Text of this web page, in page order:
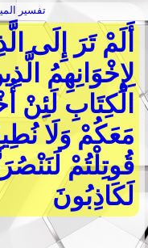
تفسير
أَلَمْ تَرَ إِلَى
لِإِخْوَانِهِمُ
الْكِتَابِ لَئِنْ
مَعَكُمْ وَلَا
قُوتِلْتُمْ
لَكَاذِبُونَ